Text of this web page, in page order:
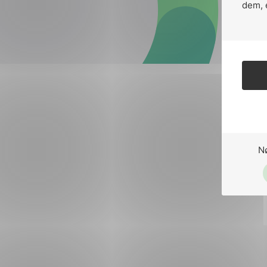
dem,
Forsvar og beredskap
Industri og automatisering
Lavspenning
Maritime elinstallasjoner